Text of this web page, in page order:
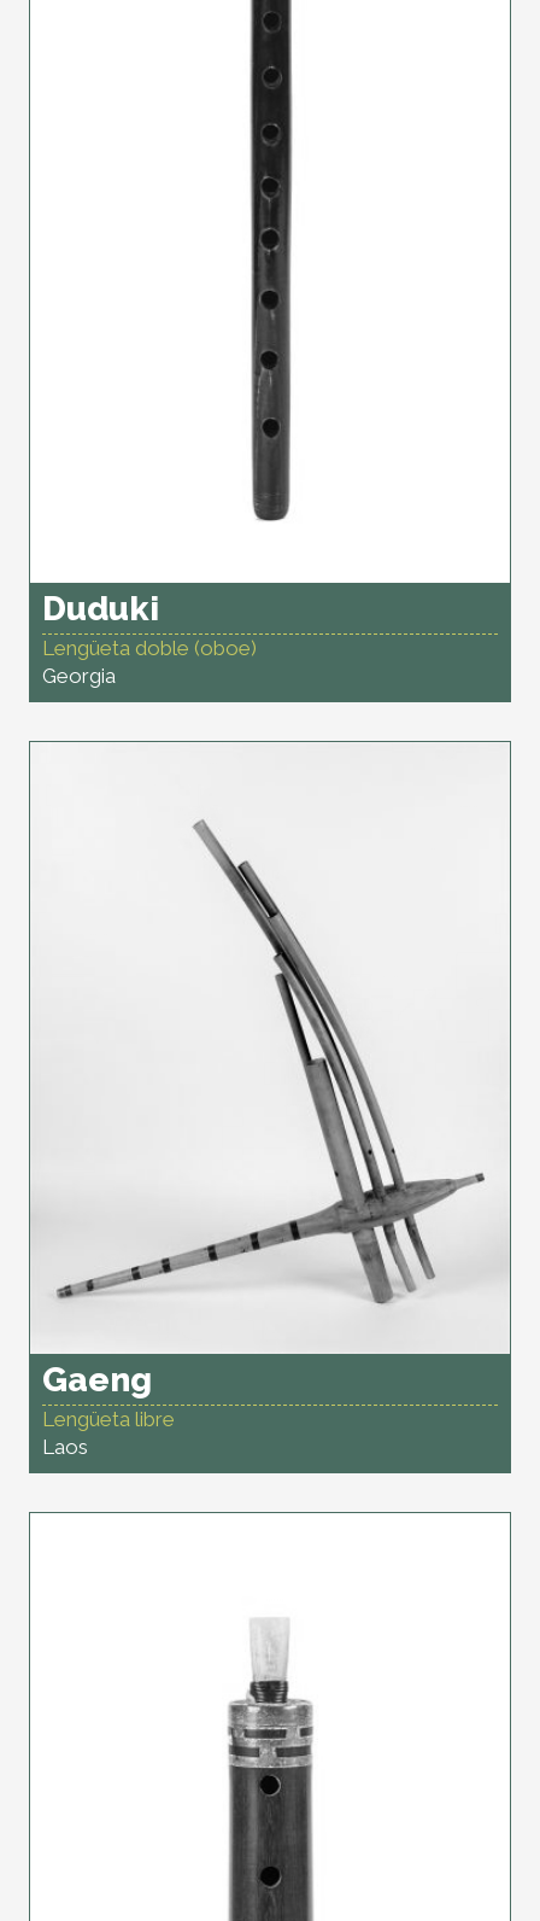
Duduki
Lengüeta doble (oboe)
Georgia
Gaeng
Lengüeta libre
Laos